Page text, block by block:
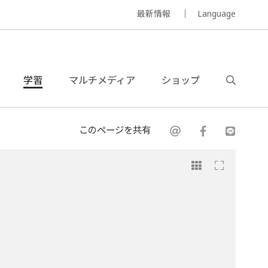
最新情報 Language
学習 マルチメディア ショップ
このページを共有